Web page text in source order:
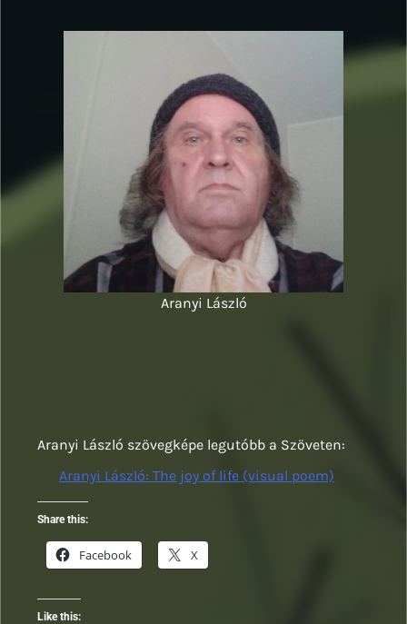
Aranyi László
Aranyi László szövegképe legutóbb a Szöveten:
Aranyi László: The joy of life (visual poem)
Share this:
Facebook X
Like this: